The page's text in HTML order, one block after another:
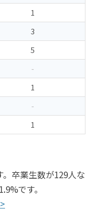
1
3
5
-
1
-
1
卒業生数が129人な
です。